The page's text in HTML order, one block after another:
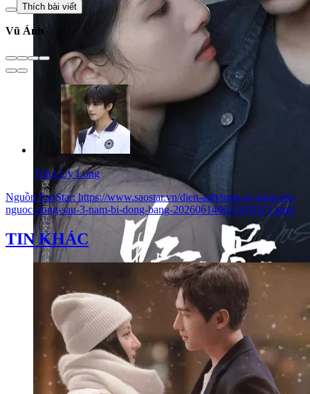
Thích bài viết
Vũ Ánh
Tống Uy Long
Nguồn SaoStar: https://www.saostar.vn/dien-anh/tong-uy-long-loi-
nguoc-dong-sau-3-nam-bi-dong-bang-202606140632410113.html
TIN KHÁC